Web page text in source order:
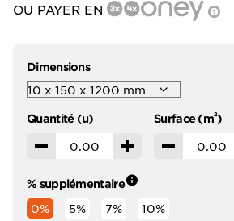
OU PAYER EN ?
Dimensions
Quantité (u)
Décrémenter Incrémenter
Surface (m2)
Décrémenter
% supplémentaire
0% 5% 7% 10%